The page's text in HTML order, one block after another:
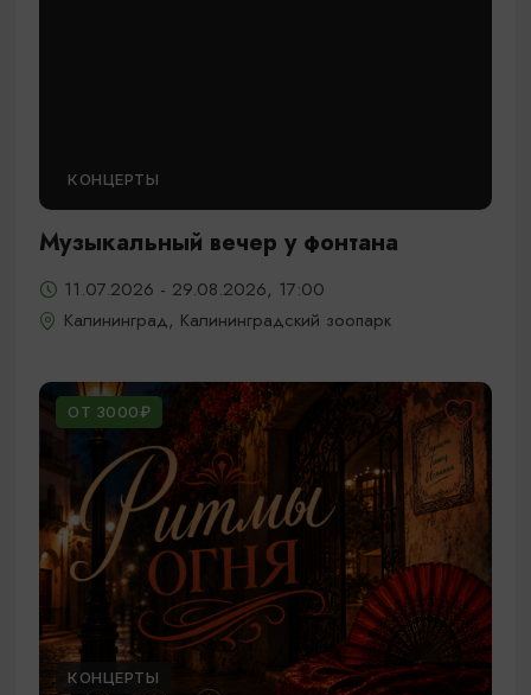
КОНЦЕРТЫ
Музыкальный вечер у фонтана
11.07.2026 - 29.08.2026, 17:00
Калининград, Калининградский зоопарк
ОТ 3000₽
КОНЦЕРТЫ